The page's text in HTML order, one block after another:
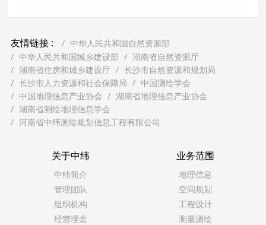
友情链接 :
中华人民共和国自然资源部
中华人民共和国城乡建设部
湖南省自然资源厅
湖南省住房和城乡建设厅
长沙市自然资源和规划局
长沙市人力资源和社会保障局
中国测绘学会
中国地理信息产业协会
湖南省地理信息产业协会
湖南省测绘地理信息学会
河南省中纬测绘规划信息工程有限公司
关于中纬
中纬简介
管理团队
组织机构
经营理念
业务范围
地理信息
空间规划
工程设计
测量测绘